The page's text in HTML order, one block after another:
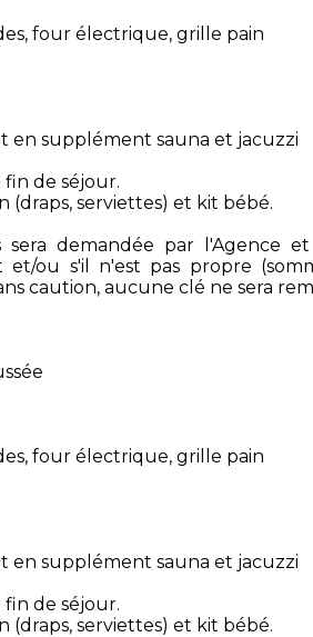
four électrique, grille pain
en supplément sauna et jacuzzi
de séjour.
(draps, serviettes) et kit bébé.
demandée par l'Agence
et/ou s'il n'est pas propre
caution, aucune clé ne sera
four électrique, grille pain
en supplément sauna et jacuzzi
de séjour.
(draps, serviettes) et kit bébé.